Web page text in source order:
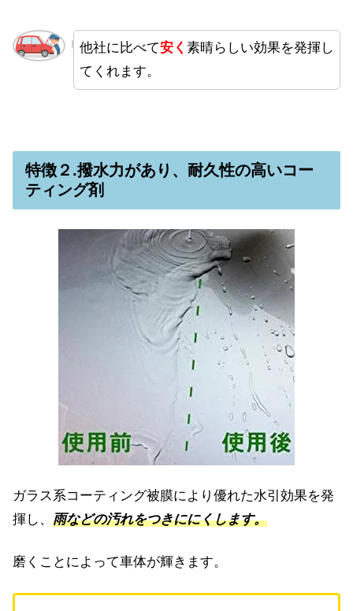
他社に比べて安く 素晴らしい効果を発揮し
てくれます。
特徴２.撥水力があり、耐久性の高いコー
ティング剤
ガラス系コーティング被膜により優れた水引効果を発
揮し、 雨などの汚れをつきににくします。
磨くことによって車体が輝きます。